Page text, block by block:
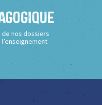
de nos dossiers